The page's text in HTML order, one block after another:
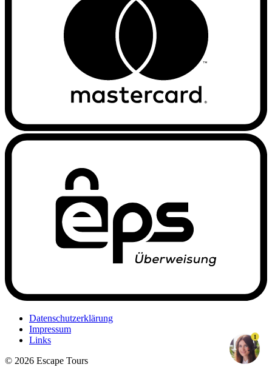
Datenschutzerklärung
Impressum
Links
© 2026 Escape Tours
1